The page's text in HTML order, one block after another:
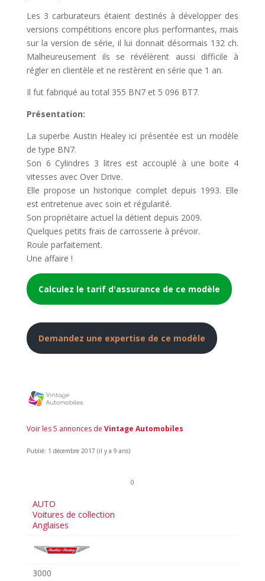
Les 3 carburateurs étaient destinés à développer des
versions compétitions encore plus performantes, mais
sur la version de série, il lui donnait désormais 132 ch.
Malheureusement ils se révélèrent aussi difficile à
régler en clientèle et ne restèrent en série que 1 an.
Il fut fabriqué au total 355 BN7 et 5 096 BT7.
Présentation:
La superbe Austin Healey ici présentée est un modèle
de type BN7.
Son 6 Cylindres 3 litres est accouplé à une boite 4
vitesses avec Over Drive.
Elle propose un historique complet depuis 1993. Elle
est entretenue avec soin et régularité.
Son propriétaire actuel la détient depuis 2009.
Quelques petits frais de carrosserie à prévoir.
Roule parfaitement.
Une affaire !
Calculez le tarif d'assurance de ce modèle
Demandez une expertise de ce modèle
Voir les 5 annonces de Vintage Automobiles
Publié: 1 décembre 2017 (il y a 9 ans)
0
AUTO
Voitures de collection
Anglaises
3000